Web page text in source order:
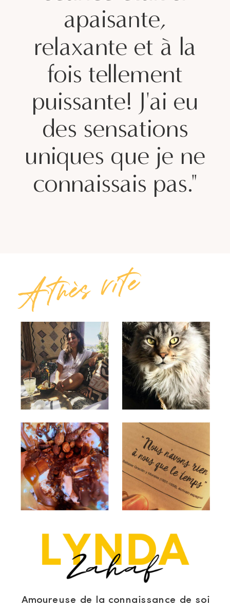
apaisante,
relaxante et à la
fois tellement
puissante! J'ai eu
des sensations
uniques que je ne
connaissais pas."
Amoureuse de la connaissance de soi
A très vite